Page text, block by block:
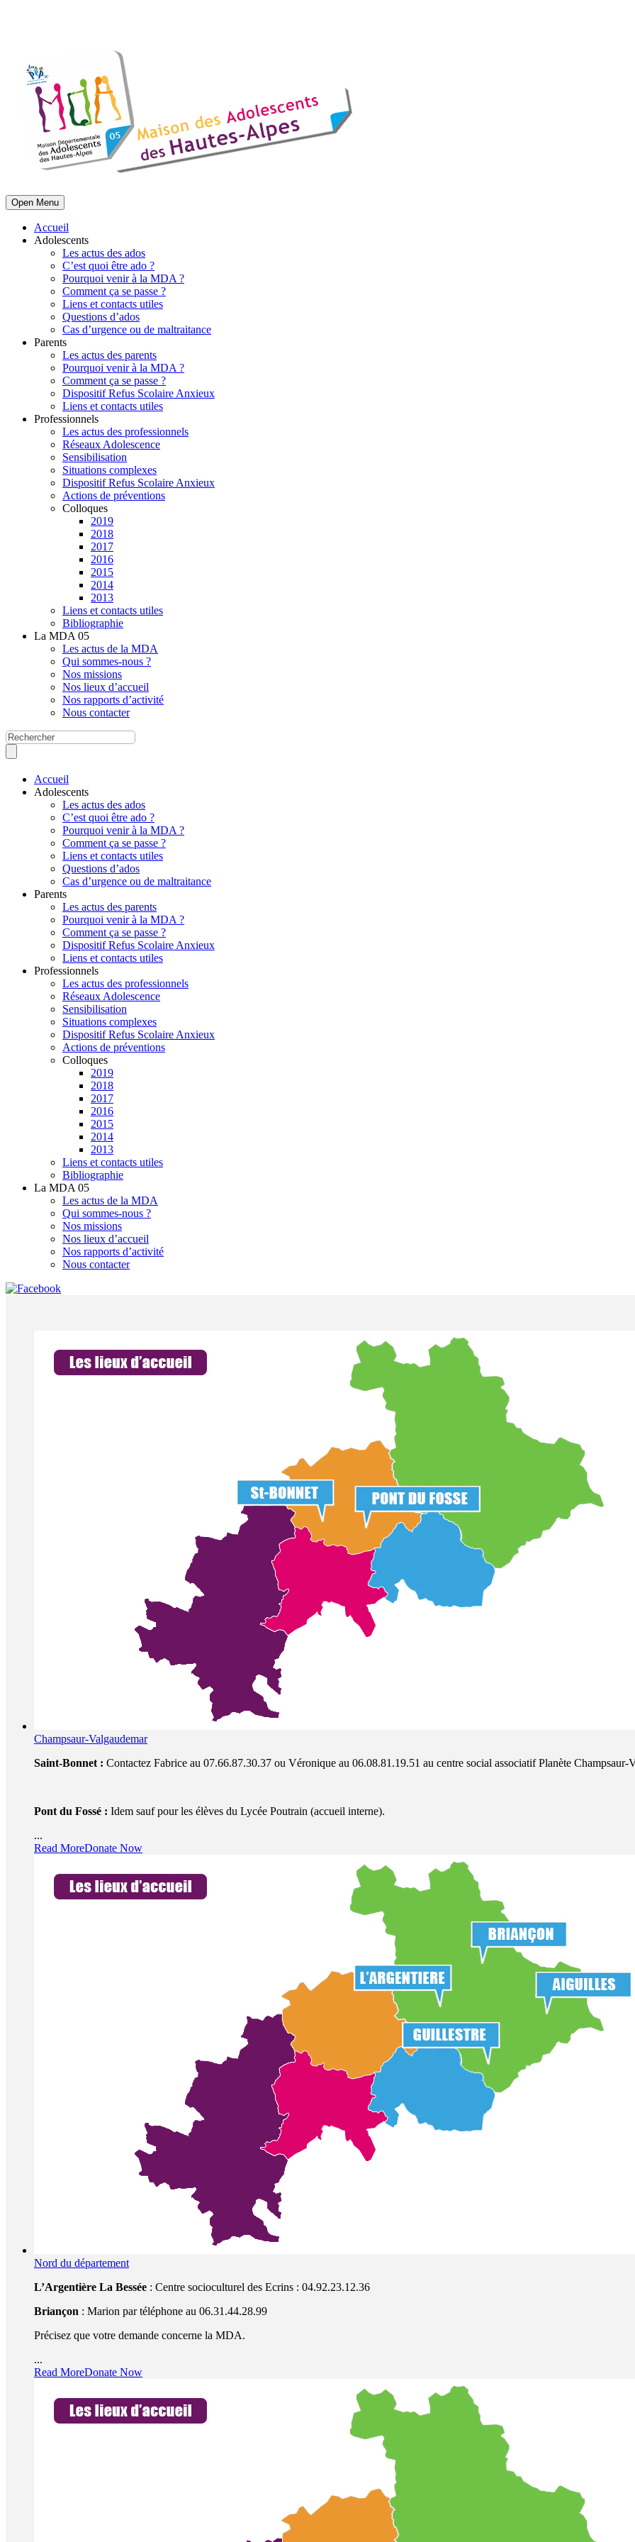
Open Menu
Accueil
Adolescents
Les actus des ados
C’est quoi être ado ?
Pourquoi venir à la MDA ?
Comment ça se passe ?
Liens et contacts utiles
Questions d’ados
Cas d’urgence ou de maltraitance
Parents
Les actus des parents
Pourquoi venir à la MDA ?
Comment ça se passe ?
Dispositif Refus Scolaire Anxieux
Liens et contacts utiles
Professionnels
Les actus des professionnels
Réseaux Adolescence
Sensibilisation
Situations complexes
Dispositif Refus Scolaire Anxieux
Actions de préventions
Colloques
2019
2018
2017
2016
2015
2014
2013
Liens et contacts utiles
Bibliographie
La MDA 05
Les actus de la MDA
Qui sommes-nous ?
Nos missions
Nos lieux d’accueil
Nos rapports d’activité
Nous contacter
Accueil
Adolescents
Les actus des ados
C’est quoi être ado ?
Pourquoi venir à la MDA ?
Comment ça se passe ?
Liens et contacts utiles
Questions d’ados
Cas d’urgence ou de maltraitance
Parents
Les actus des parents
Pourquoi venir à la MDA ?
Comment ça se passe ?
Dispositif Refus Scolaire Anxieux
Liens et contacts utiles
Professionnels
Les actus des professionnels
Réseaux Adolescence
Sensibilisation
Situations complexes
Dispositif Refus Scolaire Anxieux
Actions de préventions
Colloques
2019
2018
2017
2016
2015
2014
2013
Liens et contacts utiles
Bibliographie
La MDA 05
Les actus de la MDA
Qui sommes-nous ?
Nos missions
Nos lieux d’accueil
Nos rapports d’activité
Nous contacter
Champsaur-Valgaudemar
Saint-Bonnet : Contactez Fabrice au 07.66.87.30.37 ou Véronique au 06.08.81.19.51 au centre social associatif Planète Champsaur-
Pont du Fossé : Idem sauf pour les élèves du Lycée Poutrain (accueil interne).
...
Read MoreDonate Now
Nord du département
L’Argentière La Bessée : Centre socioculturel des Ecrins : 04.92.23.12.36
Briançon : Marion par téléphone au 06.31.44.28.99
Précisez que votre demande concerne la MDA.
...
Read MoreDonate Now